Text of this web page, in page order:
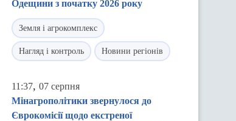
Одещини з початку 2026 року
Земля і агрокомплекс
Нагляд і контроль Новини регіонів
11:37, 07 серпня
Мінагрополітики звернулося до
Єврокомісії щодо екстреної